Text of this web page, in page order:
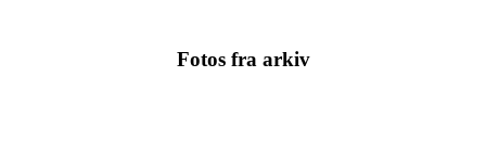
Fotos fra arkiv